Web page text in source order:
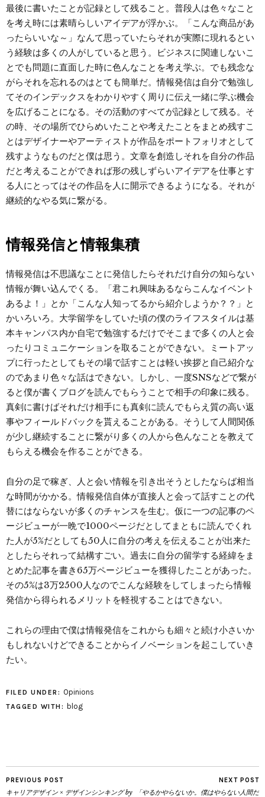
最後に書いたことが記録として残ること。普段人は色々なこと
を考え時には素晴らしいアイデアが浮かぶ。「こんな商品があ
ったらいいな～」なんて思っていたらそれが実際に現れるとい
う経験は多くの人がしていると思う。ビジネスに関連しないこ
とでも問題に直面した時に色んなことを考え学ぶ。でも残念な
がらそれを忘れるのはとても簡単だ。情報発信は自分で勉強し
てそのインデックスをわかりやすく周りに伝え一緒に学ぶ機会
を広げることになる。その活動のすべてが記録として残る。そ
の時、その場所でひらめいたことや考えたことをまとめ残すこ
とはデザイナーやアーティストが作品をポートフォリオとして
残すようなものだと僕は思う。文章を創造しそれを自分の作品
だと考えることができれば形の残しずらいアイデアを仕事とす
る人にとってはその作品を人に開示できるようになる。それが
継続的なやる気に繋がる。
情報発信と情報集積
情報発信は不思議なことに発信したらそれだけ自分の知らない
情報が舞い込んでくる。「君これ興味あるならこんなイベント
あるよ！」とか「こんな人知ってるから紹介しようか？？」と
かいろいろ。大学留学をしていた頃の僕のライフスタイルは基
本キャンパス内か自宅で勉強するだけでそこまで多くの人と会
ったりコミュニケーションを取ることができない。ミートアッ
プに行ったとしてもその場で話すことは軽い挨拶と自己紹介な
のであまり色々な話はできない。しかし、一度SNSなどで繋が
ると僕が書くブログを読んでもらうことで相手の印象に残る。
真剣に書けばそれだけ相手にも真剣に読んでもらえ質の高い返
事やフィールドバックを貰えることがある。そうして人間関係
が少し継続することに繋がり多くの人から色んなことを教えて
もらえる機会を作ることができる。
自分の足で稼ぎ、人と会い情報を引き出そうとしたならば相当
な時間がかかる。情報発信自体が直接人と会って話すことの代
替にはならないが多くのチャンスを生む。仮に一つの記事のペ
ージビューが一晩で1000ページだとしてまともに読んでくれ
た人が5%だとしても50人に自分の考えを伝えることが出来た
としたらそれって結構すごい。過去に自分の留学する経緯をま
とめた記事を書き65万ページビューを獲得したことがあった。
その5%は3万2500人なのでこんな経験をしてしまったら情報
発信から得られるメリットを軽視することはできない。
これらの理由で僕は情報発信をこれからも細々と続け小さいか
もしれないけどできることからイノベーションを起こしていき
たい。
FILED UNDER: Opinions
TAGGED WITH: blog
PREVIOUS POST
キャリアデザイン × デザインシンキング by
NEXT POST
「やるかやらないか。僕はやらない人間だ